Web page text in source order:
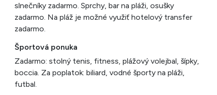
slnečníky zadarmo. Sprchy, bar na pláži, osušky
zadarmo. Na pláž je možné využiť hotelový transfer
zadarmo.
Športová ponuka
Zadarmo: stolný tenis, fitness, plážový volejbal, šípky,
boccia. Za poplatok: biliard, vodné športy na pláži,
futbal.